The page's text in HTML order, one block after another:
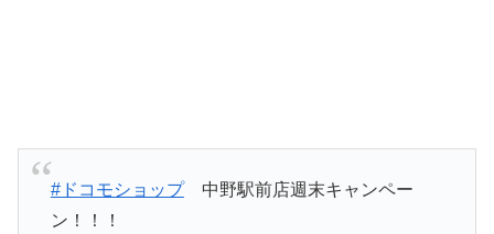
#ドコモショップ中野駅前店週末キャンペー
ン！！！